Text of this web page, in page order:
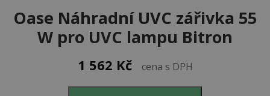
Oase Náhradní UVC zářivka 55
W pro UVC lampu Bitron
1 562 Kč cena s DPH